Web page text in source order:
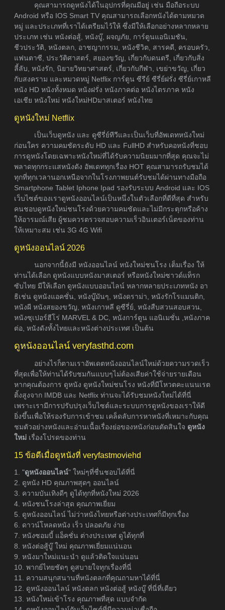
คุณสามารถดูหนังได้ในอุปกรที่คุณมีอยู่ เช่น มือถือระบบ
Android หรือ IOS Smart TV คุณสามารถเลือกหนังได้ตามหมวด
หมู่ และประเภทที่เราได้เตรียมไว้ให้ ซึ่งมีให้เลือกอย่างหลากหลาย
ประเภท เช่น หนังต่อสู้, หนังบู๊, ผจญภัย, การ์ตูนแอนิเมชัน,
ชีวประวัติ, หนังตลก, อาชญากรรม, หนังชีวิต, สารคดี, ครอบครัว,
แฟนตาซี, ประวัติศาสตร์, สยองขวัญ, เกี่ยวกับดนตรี, เกี่ยวกับสิ่ง
ลี้ลับ, หนังรัก, นิยายวิทยาศาสตร์, เกี่ยวกับกีฬา, เขย่าขวัญ, เกี่ยว
กับสงคราม และหมวดหมู่ Netflix การ์ตูน ซีรีย์ ซีรี่ย์ฝรั่ง ซีรี่ย์เกาหลี
หนัง HD หนังทั้งหมด หนังฝรั่ง หนังภาคต่อ หนังไตรภาค หนัง
เอเชีย หนังใหม่ หนังใหม่HDมาสเตอร์ หนังไทย
ดูหนังใหม่ Netflix
เป็นเว็บดูหนัง และ ดูซีรี่ย์ทีวีและเป็นเว็บที่อัพเดทหนังใหม่
ก่อนใคร ความคมชัดระดับ HD และ FullHD สำหรับคอหนังที่ชอบ
การดูหนังโดยเฉพาะหนังใหม่ที่ได้รับความนิยมมากที่สุด คุณจะไม่
พลาดทุกกระแสหนังดัง อัพเดททุกเรื่อง HOT คุณสามารถรับชมได้
ทุกที่ทุกเวลานอกเหนือจากในโรงภาพยนต์รับชมได้ผ่านทางมือถือ
Smartphone Tablet Iphone Ipad รองรับระบบ Android และ IOS
เว็บไซต์ของเราดูหนังออนไลน์เป็นหนึ่งในตัวเลือกที่ดีที่สุด สำหรับ
คนชอบดูหนังใหม่ชนโรงด้วยความคมชัดและไม่มีกระตุกหรือค้าง
ให้อารมณ์เสีย ผู้ชมควรตรวจสอบความเร็วอินเตอร์เน็ตของท่าน
ให้เหมาะสม เช่น 3G 4G Wifi
ดูหนังออนไลน์ 2026
นอกจากนี้ยังมี หนังออนไลน์ หนังใหม่ชนโรง เต็มเรื่อง ให้
ท่านได้เลือก ดูหนังแบบหนังมาสเตอร์ หรือหนังใหม่ซาวด์แท็รก
ซับไทย มีให้เลือก ดูหนังแบบออนไลน์ หลากหลายประเภทหนัง อา
ธิเช่น ดูหนังแอคชั่น, หนังบู๊มันๆ, หนังดราม่า, หนังรักโรแมนติก,
หนังผี หนังสยองขวัญ, หนังเกาหลี ดูซีรี่ย์, หนังสืบสวนสอบสวน,
หนังซุเปอร์ฮีโร่ MARVEL & DC, หนังการ์ตูน แอนิเมชั่น ,หนังภาค
ต่อ, หนังดังทั้งไทยและหนังต่างประเทศ เป็นต้น
ดูหนังออนไลน์ veryfasthd.com
อย่างไรก็ตามเราอัพเดตหนังออนไลน์ใหม่ด้วยความรวดเร็ว
ที่สุดเพื่อให้ท่านได้รับชมกันแบบๆไม่ต้องเสียค่าใช้จ่ายรายเดือน
หากคุณต้องการ ดูหนัง ดูหนังใหม่ชนโรง หนังที่มีโหวตคะแนนเรต
ติ้งสูงจาก IMDB และ Netflix ท่านจะได้รับชมหนังใหม่ได้ที่นี่
เพราะเรามีการปรับปรุงเว็บไซต์และระบบการดูหนังของเราให้ดี
ยิ่งขึ้นเพื่อให้รองรับการเข้าชม เคล็ดลับการหาหนังที่เหมาะกับคุณ
ชมตัวอย่างหนังและอ่านเนื้อเรื่องย่อของหนังก่อนตัดสินใจ ดูหนัง
ใหม่ เรื่องโปรดของท่าน
15 ข้อดีเมื่อดูหนังที่ veryfastmoviehd
1. "ดูหนังออนไลน์" ใหม่ๆที่ชื่นชอบได้ที่นี่
2. ดูหนัง HD คุณภาพสุดๆ ออนไลน์
3. ความบันเทิงดีๆ ดูได้ทุกที่หนังใหม่ 2026
4. หนังชนโรงล่าสุด คุณภาพเยี่ยม
5. ดูหนังออนไลน์ ไม่ว่าหนังไทยหรือต่างประเทศก็มีทุกเรื่อง
6. ดาวน์โหลดหนัง เร็ว ปลอดภัย ง่าย
7. หนังซอมบี้ แอ็คชั่น ต่างประเทศ ดูได้ทุกที่
8. หนังต่อสู้บู๊ ใหม่ คุณภาพเยี่ยมแน่นอน
9. หนังมาใหม่แนะนำ ดูแล้วติดใจแน่นอน
10. พากย์ไทยชัดๆ ดูสบายใจทุกเรื่องที่นี่
11. ความสนุกสนานที่หนังตลกที่คุณถามหาได้ที่นี่
12. ดูหนังออนไลน์ หนังตลก หนังต่อสู้ หนังบู๊ ที่นี่ที่เดียว
13. หนังใหม่เข้าโรง คุณภาพที่สุด แบบจำกัด